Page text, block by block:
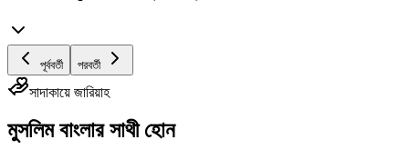
পূর্ববর্তী পরবর্তী
সাদাকায়ে জারিয়াহ
মুসলিম বাংলার সাথী হোন